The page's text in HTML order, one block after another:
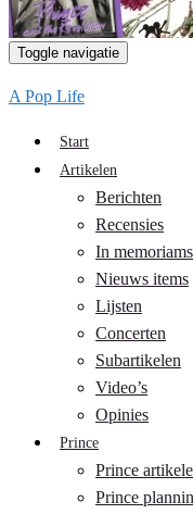
Toggle navigatie
A Pop Life
Start
Artikelen
Berichten
Recensies
In memoriams
Nieuws items
Lijsten
Concerten
Subartikelen
Video’s
Opinies
Prince
Prince
Prince